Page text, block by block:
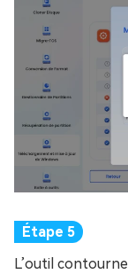
L’outil